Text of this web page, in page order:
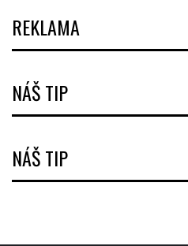
REKLAMA
NÁŠ TIP
NÁŠ TIP